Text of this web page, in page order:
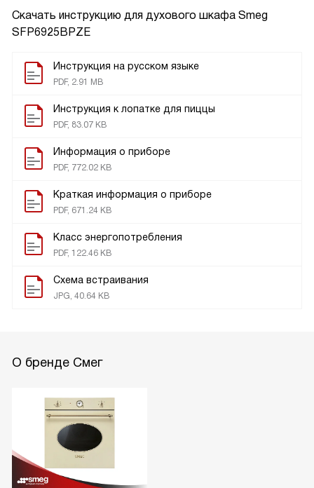
Скачать инструкцию для духового шкафа Smeg
SFP6925BPZE
Инструкция на русском языке
PDF, 2.91 MB
Инструкция к лопатке для пиццы
PDF, 83.07 KB
Информация о приборе
PDF, 772.02 KB
Краткая информация о приборе
PDF, 671.24 KB
Класс энергопотребления
PDF, 122.46 KB
Схема встраивания
JPG, 40.64 KB
О бренде Смег